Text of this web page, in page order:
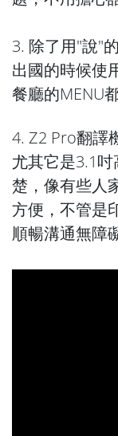
3. 除了用"說"
出國的時候使
餐廳的MENU
4. Z2 Pro翻譯
尤其它是3.1
楚，像有些人
方便，不管是
順暢溝通無障